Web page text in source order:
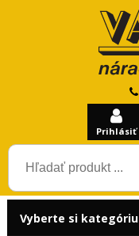
Prihlásiť
Vyberte si kategóriu